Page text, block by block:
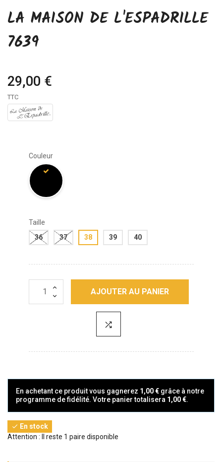
LA MAISON DE L'ESPADRILLE
7639
29,00 €
TTC
Couleur
Taille
36
37 38 39 40
AJOUTER AU PANIER
En achetant ce produit vous gagnerez 1,00 € grâce à notre
programme de fidélité. Votre panier totalisera 1,00 €.
 En stock
Attention : Il reste 1 paire disponible